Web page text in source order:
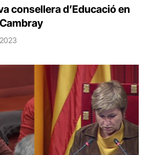
consellera d’Educació en